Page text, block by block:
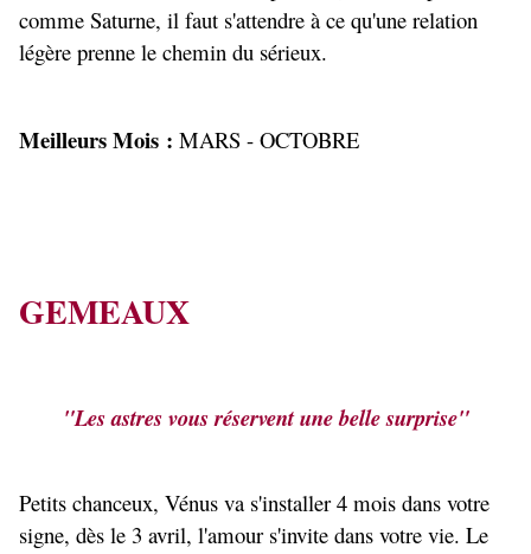
comme Saturne, il faut s'attendre à ce qu'une relation
légère prenne le chemin du sérieux.
Meilleurs Mois : MARS - OCTOBRE
GEMEAUX
"Les astres vous réservent une belle surprise"
Petits chanceux, Vénus va s'installer 4 mois dans votre
signe, dès le 3 avril, l'amour s'invite dans votre vie. Le